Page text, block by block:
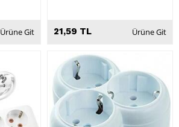
Ürüne Git 21,59 TL Ürüne Git